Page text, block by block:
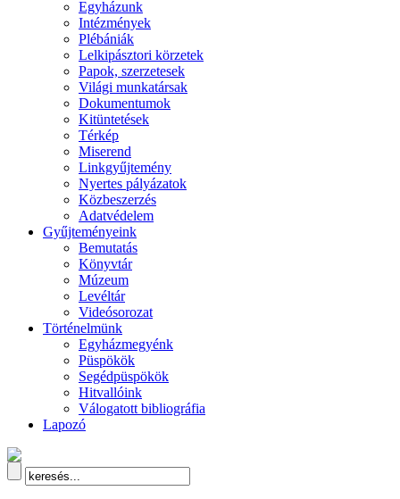
Egyházunk
Intézmények
Plébániák
Lelkipásztori körzetek
Papok, szerzetesek
Világi munkatársak
Dokumentumok
Kitüntetések
Térkép
Miserend
Linkgyűjtemény
Nyertes pályázatok
Közbeszerzés
Adatvédelem
Gyűjteményeink
Bemutatás
Könyvtár
Múzeum
Levéltár
Videósorozat
Történelmünk
Egyházmegyénk
Püspökök
Segédpüspökök
Hitvallóink
Válogatott bibliográfia
Lapozó